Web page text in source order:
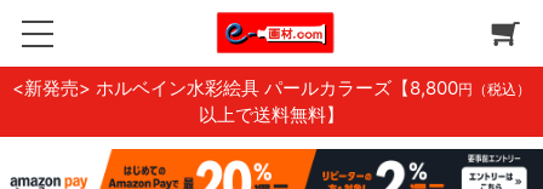
<新発売> ホルベイン水彩絵具 パールカラーズ 【8,800円（税込）
以上で送料無料】